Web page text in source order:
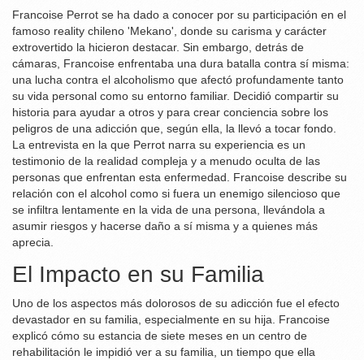
Francoise Perrot se ha dado a conocer por su participación en el
famoso reality chileno 'Mekano', donde su carisma y carácter
extrovertido la hicieron destacar. Sin embargo, detrás de
cámaras, Francoise enfrentaba una dura batalla contra sí misma:
una lucha contra el alcoholismo que afectó profundamente tanto
su vida personal como su entorno familiar. Decidió compartir su
historia para ayudar a otros y para crear conciencia sobre los
peligros de una adicción que, según ella, la llevó a tocar fondo.
La entrevista en la que Perrot narra su experiencia es un
testimonio de la realidad compleja y a menudo oculta de las
personas que enfrentan esta enfermedad. Francoise describe su
relación con el alcohol como si fuera un enemigo silencioso que
se infiltra lentamente en la vida de una persona, llevándola a
asumir riesgos y hacerse daño a sí misma y a quienes más
aprecia.
El Impacto en su Familia
Uno de los aspectos más dolorosos de su adicción fue el efecto
devastador en su familia, especialmente en su hija. Francoise
explicó cómo su estancia de siete meses en un centro de
rehabilitación le impidió ver a su familia, un tiempo que ella